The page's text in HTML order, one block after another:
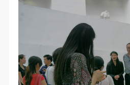
第三条
参加本次活动人员应该是成年
能力的人，18周岁以上）未成
第四条
参加活动者在此次活动期间的
第三条
参加本次活动人员应该是成年
能力的人，18周岁以上）未成
第四条
参加活动者在此次活动期间的
第三条
参加本次活动人员应该是成年
能力的人，18周岁以上）未成
第四条
参加活动者在此次活动期间的